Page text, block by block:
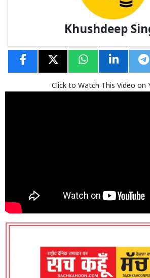
Khushdeep
Click to Watch This Video on